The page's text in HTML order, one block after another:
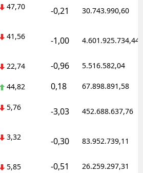
47,70 -0,21 30.743.990,60
41,56 -1,00 4.601.925.734,44
22,74 -0,96 5.516.582,04
44,82 0,18 67.898.891,58
5,76 -3,03 452.688.637,76
3,32 -0,30 83.952.739,11
5,85 -0,51 26.259.297,31